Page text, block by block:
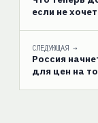
если не
СЛЕДУЮЩАЯ →
Россия
для цен на